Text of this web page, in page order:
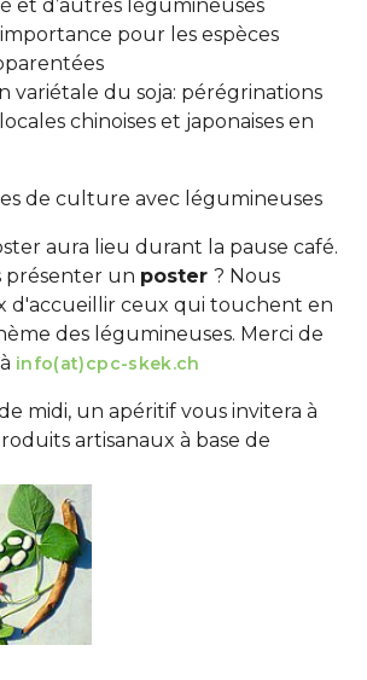
et d’autres légumineuses
pour les espèces
variétale du soja: pérégrinations
chinoises et japonaises en
de culture avec légumineuses
aura lieu durant la pause café.
présenter un poster ? Nous
d'accueillir ceux qui touchent en
des légumineuses. Merci de
info(at)cpc-skek.ch
midi, un apéritif vous invitera à
artisanaux à base de